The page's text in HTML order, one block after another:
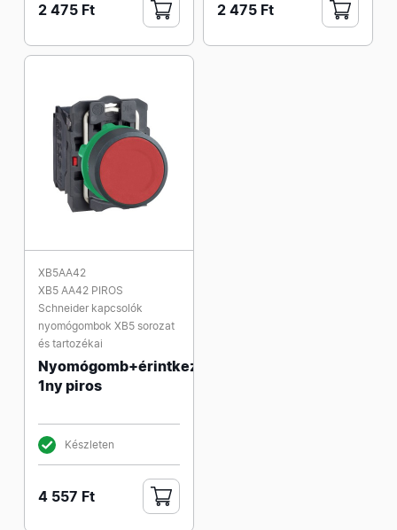
2 475 Ft 2 475 Ft
XB5AA42
XB5 AA42 PIROS
Schneider kapcsolók
nyomógombok XB5 sorozat
és tartozékai
Nyomógomb+érintkező
1ny piros
Készleten
4 557 Ft